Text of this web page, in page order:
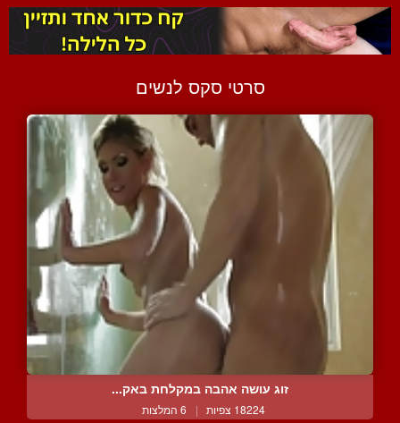
סרטי סקס לנשים
זוג עושה אהבה במקלחת באק...
18224 צפיות | 6 המלצות